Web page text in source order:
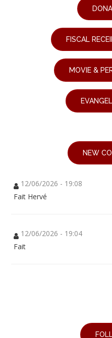
FISCAL
MOVIE &
NEW
12/06/2026 - 19:08
Fait Hervé
12/06/2026 - 19:04
Fait